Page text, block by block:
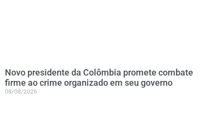
Novo presidente da Colômbia promete combate
firme ao crime organizado em seu governo
08/08/2026